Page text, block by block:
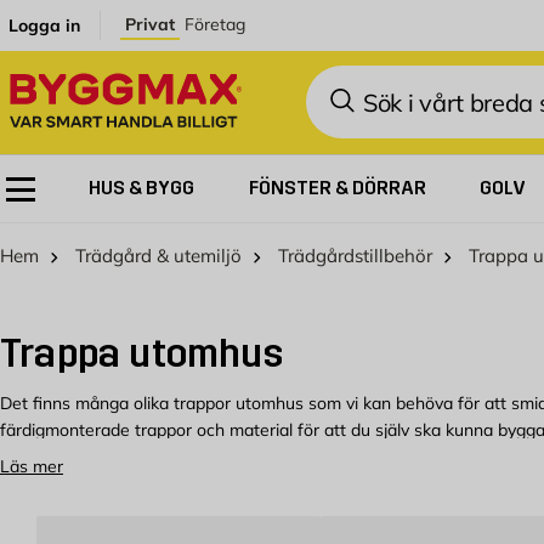
Logga in Privat Företag
Sök
HUS & BYGG FÖNSTER & DÖRRAR GOLV
Hem Trädgård & utemiljö Trädgårdstillbehör Trappa
Trappa utomhus
Det finns många olika trappor utomhus som vi kan behöva för att
färdigmonterade trappor och material för att du själv ska kunna
Läs mer